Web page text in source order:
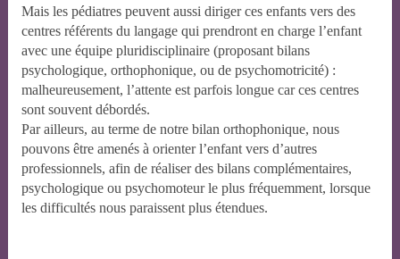
Mais les pédiatres peuvent aussi diriger ces enfants vers des
centres référents du langage qui prendront en charge l’enfant
avec une équipe pluridisciplinaire (proposant bilans
psychologique, orthophonique, ou de psychomotricité) :
malheureusement, l’attente est parfois longue car ces centres
sont souvent débordés.
Par ailleurs, au terme de notre bilan orthophonique, nous
pouvons être amenés à orienter l’enfant vers d’autres
professionnels, afin de réaliser des bilans complémentaires,
psychologique ou psychomoteur le plus fréquemment, lorsque
les difficultés nous paraissent plus étendues.